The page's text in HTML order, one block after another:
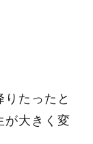
たったと
が大きく変